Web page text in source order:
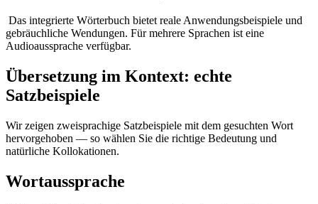
Das integrierte Wörterbuch bietet reale Anwendungsbeispiele und
gebräuchliche Wendungen. Für mehrere Sprachen ist eine
Audioaussprache verfügbar.
Übersetzung im Kontext: echte
Satzbeispiele
Wir zeigen zweisprachige Satzbeispiele mit dem gesuchten Wort
hervorgehoben — so wählen Sie die richtige Bedeutung und
natürliche Kollokationen.
Wortaussprache